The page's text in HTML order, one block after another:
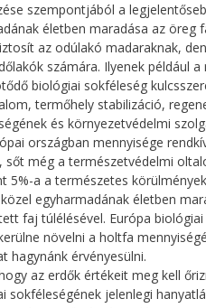
szempontjából a
életben maradása az
az odúlakó madaraknak,
számára. Ilyenek például
biológiai sokféleség
termőhely stabilizáció,
és környezetvédelmi
országban mennyisége
még a természetvédelmi
a a természetes
egyharmadának életben
faj túlélésével. Európa
növelni a holtfa
hagynánk érvényesülni.
az erdők értékeit meg kell
sokféleségének jelenlegi